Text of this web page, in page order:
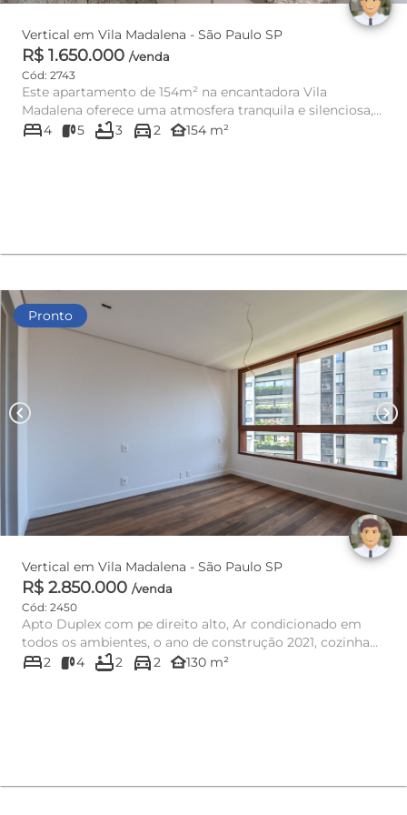
Vertical em Vila Madalena - São Paulo SP
R$ 1.650.000 /venda
Cód: 2743
Este apartamento de 154m² na encantadora Vila
Madalena oferece uma atmosfera tranquila e silenciosa,
apesar de sua local...
bed4 5 bathtub3 directions_car2 other_houses154 m²
Pronto
chevron_left chevron_right
Vertical em Vila Madalena - São Paulo SP
R$ 2.850.000 /venda
Cód: 2450
Apto Duplex com pe direito alto, Ar condicionado em
todos os ambientes, o ano de construção 2021, cozinha
integrada, lav...
bed2 4 bathtub2 directions_car2 other_houses130 m²